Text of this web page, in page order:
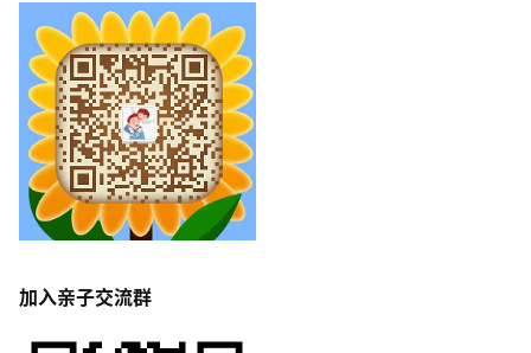
加入亲子交流群